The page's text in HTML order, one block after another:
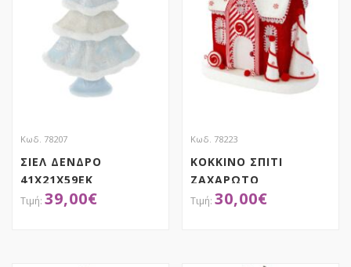
Κωδ. 78207
ΣΙΕΛ ΔΕΝΔΡΟ
41Χ21Χ59ΕΚ
39,00€
Κωδ. 78223
ΚΟΚΚΙΝΟ ΣΠΙΤΙ
ΖΑΧΑΡΩΤΟ
40Χ22Χ38ΕΚ
30,00€